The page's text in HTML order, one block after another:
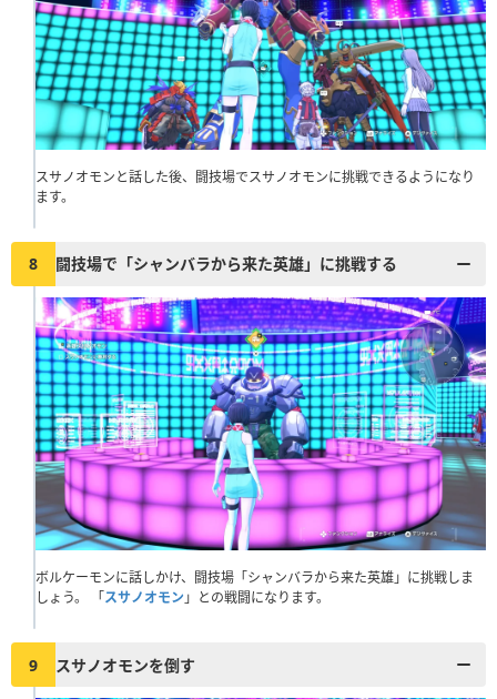
スサノオモンと話した後、闘技場でスサノオモンに挑戦できるようになり
ます。
8 闘技場で「シャンバラから来た英雄」に挑戦する
ボルケーモンに話しかけ、闘技場「シャンバラから来た英雄」に挑戦しま
しょう。 「スサノオモン 」との戦闘になります。
9 スサノオモンを倒す